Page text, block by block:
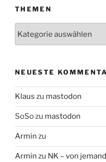
THEMEN
NEUESTE
Klaus zu mastodon
SoSozu mastodon
Armin zu
Armin zu NK – von